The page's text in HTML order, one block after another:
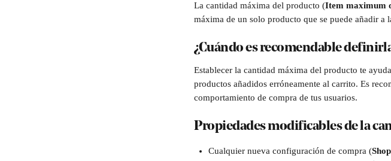
La cantidad máxima del producto (Item maximum
máxima de un solo producto que se puede añadir a
¿Cuándo es recomendable
Establecer la cantidad máxima del producto te
productos añadidos erróneamente al carrito. Es
comportamiento de compra de tus usuarios.
Propiedades modificables de la
Cualquier nueva configuración de compra (